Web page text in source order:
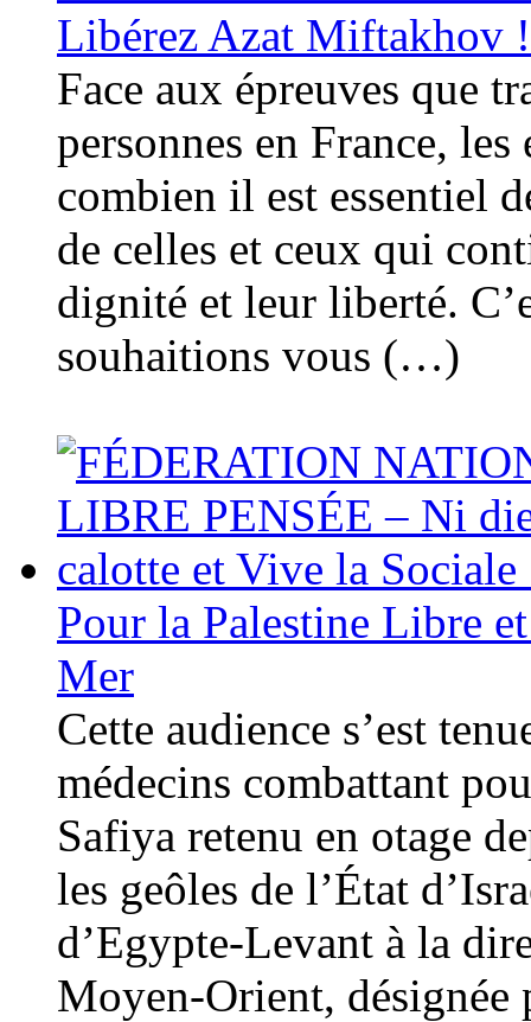
Libérez Azat Miftakhov !
Face aux épreuves que
personnes en France,
combien il est essentiel
de celles et ceux qui
dignité et leur liberté.
souhaitions vous (…)
Pour la Palestine Libre
Mer
Cette audience s’est
médecins combattant
Safiya retenu en otage
les geôles de l’État
d’Egypte-Levant à la
Moyen-Orient,